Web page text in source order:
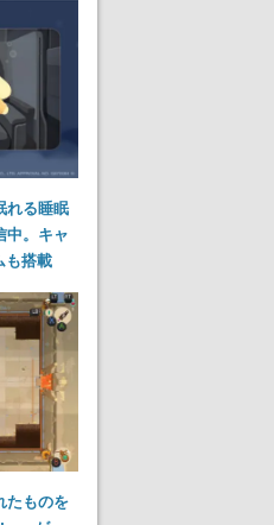
れる睡眠
中。キャ
も搭載
たものを